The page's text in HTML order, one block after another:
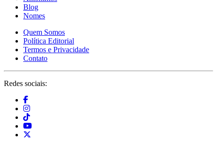
Blog
Nomes
Quem Somos
Política Editorial
Termos e Privacidade
Contato
Redes sociais: